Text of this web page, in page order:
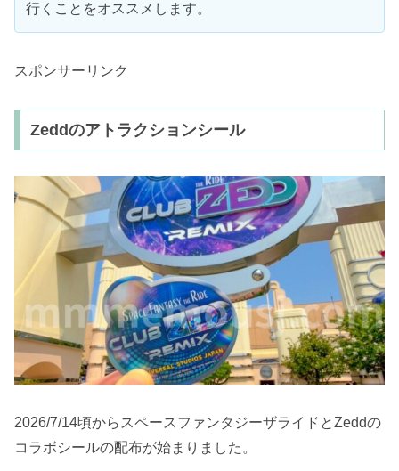
行くことをオススメします。
スポンサーリンク
Zeddのアトラクションシール
2026/7/14頃からスペースファンタジーザライドとZeddの
コラボシールの配布が始まりました。